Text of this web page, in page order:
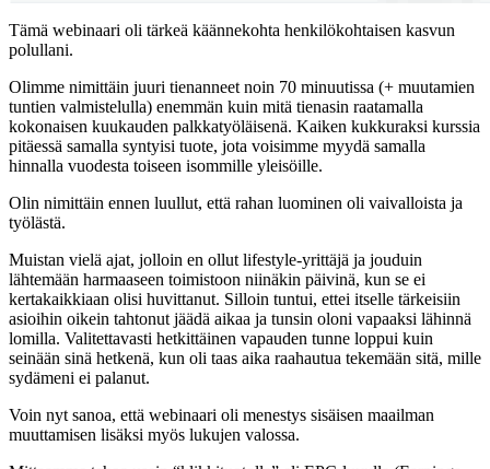
Tämä webinaari oli tärkeä käännekohta henkilökohtaisen kasvun
polullani.
Olimme nimittäin juuri tienanneet noin 70 minuutissa (+ muutamien
tuntien valmistelulla) enemmän kuin mitä tienasin raatamalla
kokonaisen kuukauden palkkatyöläisenä. Kaiken kukkuraksi kurssia
pitäessä samalla syntyisi tuote, jota voisimme myydä samalla
hinnalla vuodesta toiseen isommille yleisöille.
Olin nimittäin ennen luullut, että rahan luominen oli vaivalloista ja
työlästä.
Muistan vielä ajat, jolloin en ollut lifestyle-yrittäjä ja jouduin
lähtemään harmaaseen toimistoon niinäkin päivinä, kun se ei
kertakaikkiaan olisi huvittanut. Silloin tuntui, ettei itselle tärkeisiin
asioihin oikein tahtonut jäädä aikaa ja tunsin oloni vapaaksi lähinnä
lomilla. Valitettavasti hetkittäinen vapauden tunne loppui kuin
seinään sinä hetkenä, kun oli taas aika raahautua tekemään sitä, mille
sydämeni ei palanut.
Voin nyt sanoa, että webinaari oli menestys sisäisen maailman
muuttamisen lisäksi myös lukujen valossa.